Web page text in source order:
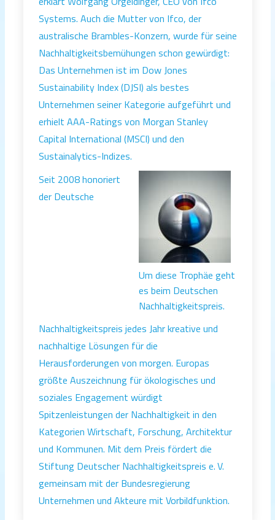
Systems. Auch die Mutter von Ifco, der
australische Brambles-Konzern, wurde für seine
Nachhaltigkeitsbemühungen schon gewürdigt:
Das Unternehmen ist im Dow Jones
Sustainability Index (DJSI) als bestes
Unternehmen seiner Kategorie aufgeführt und
erhielt AAA-Ratings von Morgan Stanley
Capital International (MSCI) und den
Sustainalytics-Indizes.
Um diese Trophäe geht
es beim Deutschen
Nachhaltigkeitspreis.
Seit 2008 honoriert
der Deutsche
Nachhaltigkeitspreis jedes Jahr kreative und
nachhaltige Lösungen für die
Herausforderungen von morgen. Europas
größte Auszeichnung für ökologisches und
soziales Engagement würdigt
Spitzenleistungen der Nachhaltigkeit in den
Kategorien Wirtschaft, Forschung, Architektur
und Kommunen. Mit dem Preis fördert die
Stiftung Deutscher Nachhaltigkeitspreis e. V.
gemeinsam mit der Bundesregierung
Unternehmen und Akteure mit Vorbildfunktion.